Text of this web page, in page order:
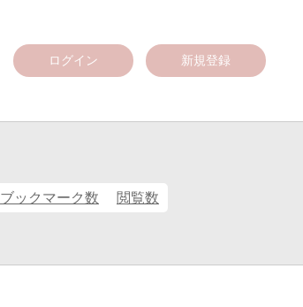
ログイン 新規登録
ブックマーク数 閲覧数